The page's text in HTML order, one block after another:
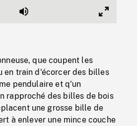
Mute
que coupent les
en train d'écorcer des billes
pendulaire et q'un
rapproché des billes de bois
une grosse bille de
à enlever une mince couche